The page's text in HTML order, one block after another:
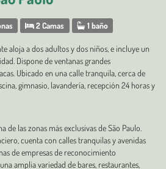
2 Camas 1 baño
aloja a dos adultos y dos niños, e incluye un
Dispone de ventanas grandes
Ubicado en una calle tranquila, cerca de
gimnasio, lavandería, recepción 24 horas y
de las zonas más exclusivas de São Paulo.
cuenta con calles tranquilas y avenidas
de empresas de reconocimiento
amplia variedad de bares, restaurantes,